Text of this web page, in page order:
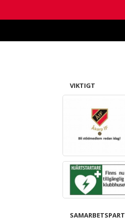
VIKTIGT
SAMARBETSPART